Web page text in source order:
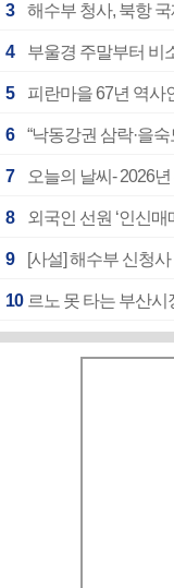
3 해수부 청사, 북항
4 부울경 주말부터 비
5 피란마을 67년 역
6 “낙동강권 삼락·을
7 오늘의 날씨- 2026년
8 외국인 선원 ‘인신
9 [사설] 해수부 신청
10 르노 못 타는 부산